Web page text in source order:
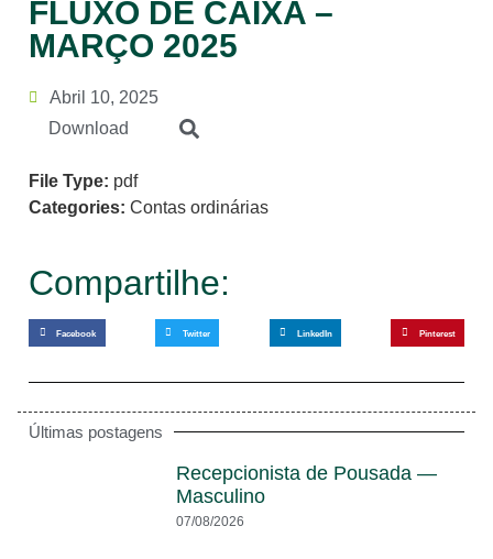
FLUXO DE CAIXA –
MARÇO 2025
Abril 10, 2025
Download
File Type: pdf
Categories: Contas ordinárias
Compartilhe:
Facebook Twitter LinkedIn Pinterest
Últimas postagens
Recepcionista de Pousada —
Masculino
07/08/2026